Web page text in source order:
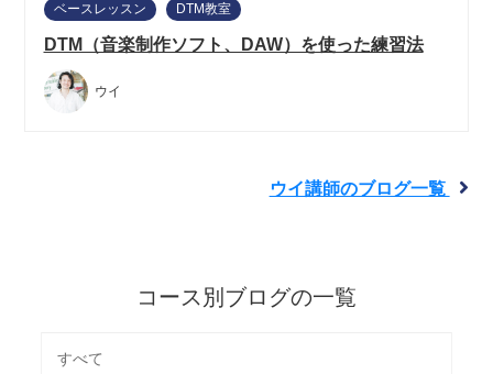
ベースレッスン
DTM教室
DTM（音楽制作ソフト、DAW）を使った練習法
ウイ
ウイ講師のブログ一覧
コース別ブログの一覧
すべて